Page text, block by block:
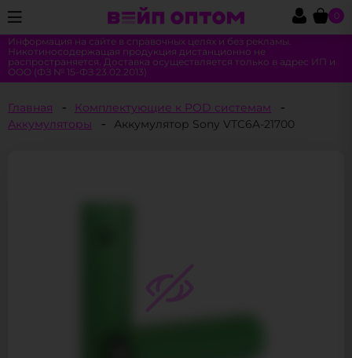
0
Информация на сайте в справочных целях и без рекламы.
Никотиносодержащая продукция дистанционно не
распространяется. Доставка осуществляется только в адрес ИП и
ООО (ФЗ № 15-ФЗ 23.02.2013)
Главная
Комплектующие к POD системам
Аккумуляторы
Аккумулятор Sony VTC6A-21700